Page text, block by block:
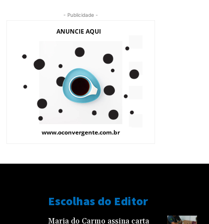
- Publicidade -
Escolhas do Editor
Maria do Carmo assina carta